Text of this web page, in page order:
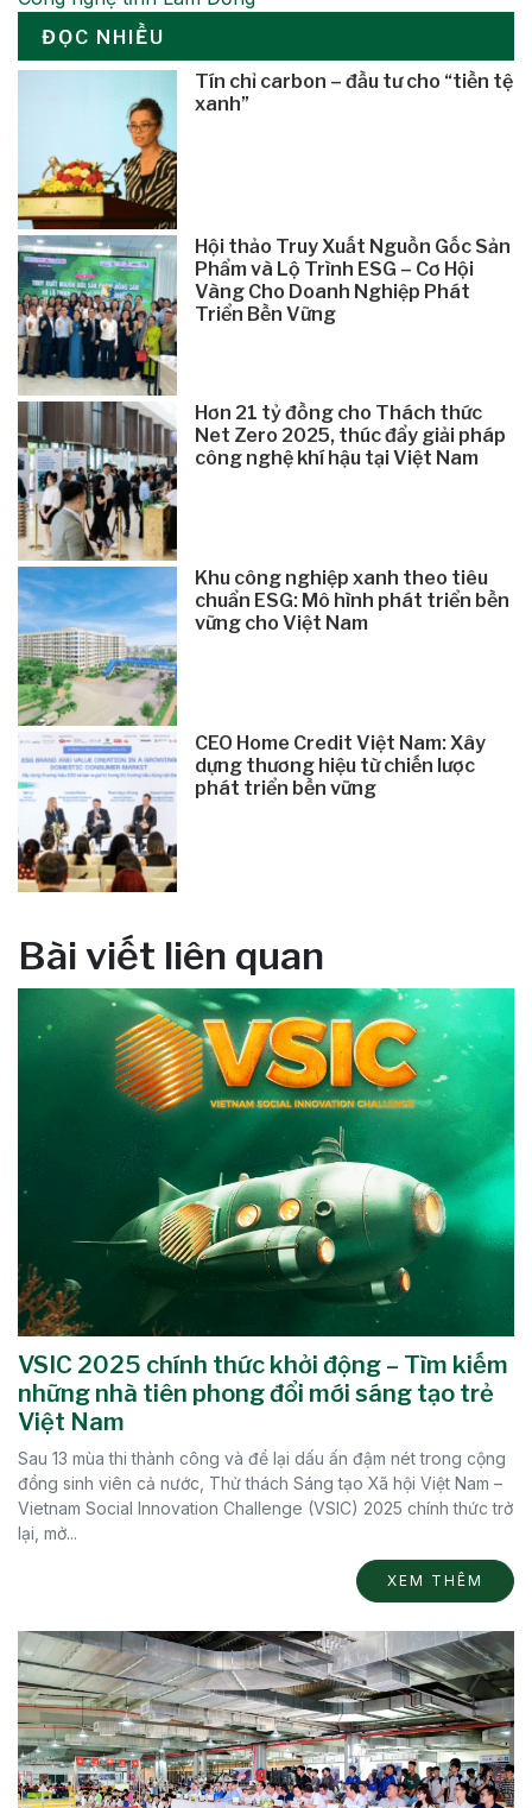
ĐỌC NHIỀU
Tín chỉ carbon – đầu tư cho “tiền tệ
xanh”
Hội thảo Truy Xuất Nguồn Gốc Sản
Phẩm và Lộ Trình ESG – Cơ Hội
Vàng Cho Doanh Nghiệp Phát
Triển Bền Vững
Hơn 21 tỷ đồng cho Thách thức
Net Zero 2025, thúc đẩy giải pháp
công nghệ khí hậu tại Việt Nam
Khu công nghiệp xanh theo tiêu
chuẩn ESG: Mô hình phát triển bền
vững cho Việt Nam
CEO Home Credit Việt Nam: Xây
dựng thương hiệu từ chiến lược
phát triển bền vững
Bài viết liên quan
VSIC 2025 chính thức khởi động – Tìm kiếm
những nhà tiên phong đổi mới sáng tạo trẻ
Việt Nam
Sau 13 mùa thi thành công và để lại dấu ấn đậm nét trong cộng
đồng sinh viên cả nước, Thử thách Sáng tạo Xã hội Việt Nam –
Vietnam Social Innovation Challenge (VSIC) 2025 chính thức trở
lại, mở...
XEM THÊM